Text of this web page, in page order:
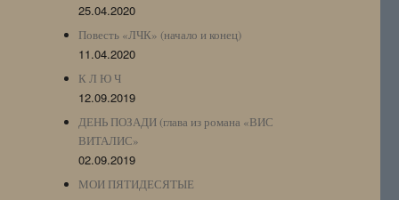
25.04.2020
Повесть «ЛЧК» (начало и конец)
11.04.2020
К Л Ю Ч
12.09.2019
ДЕНЬ ПОЗАДИ (глава из романа «ВИС
ВИТАЛИС»
02.09.2019
МОИ ПЯТИДЕСЯТЫЕ